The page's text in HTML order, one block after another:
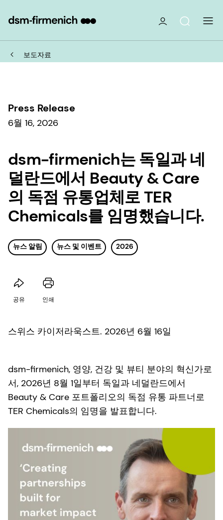
보도자료
Press Release
6월 16, 2026
dsm-firmenich는 독일과 네
덜란드에서 Beauty & Care
의 독점 유통업체로 TER
Chemicals를 임명했습니다.
뉴스 알림 뉴스 및 이벤트 2026
공유 인쇄
스위스 카이저라욱스트. 2026년 6월 16일
dsm-firmenich, 영양, 건강 및 뷰티 분야의 혁신가로
서, 2026년 8월 1일부터 독일과 네덜란드에서
Beauty & Care 포트폴리오의 독점 유통 파트너로
TER Chemicals의 임명을 발표합니다.